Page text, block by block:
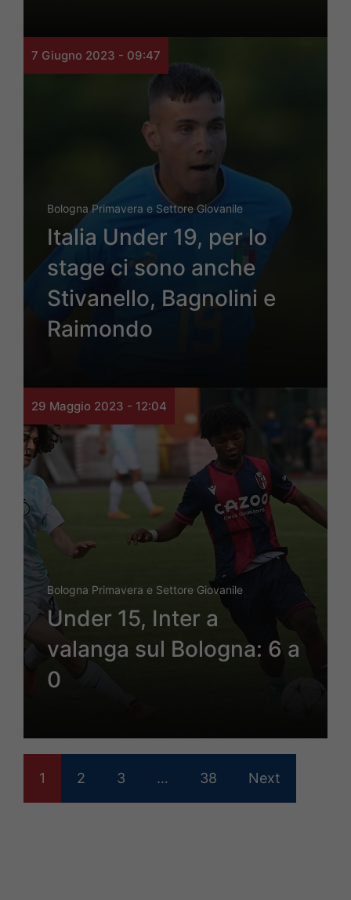
7 Giugno 2023 - 09:47
Bologna Primavera e Settore Giovanile
Italia Under 19, per lo
stage ci sono anche
Stivanello, Bagnolini e
Raimondo
29 Maggio 2023 - 12:04
Bologna Primavera e Settore Giovanile
Under 15, Inter a
valanga sul Bologna: 6 a
0
1 2 3 … 38 Next